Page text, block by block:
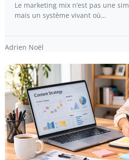
Le marketing mix n’est pas une
mais un système vivant où…
Adrien Noël